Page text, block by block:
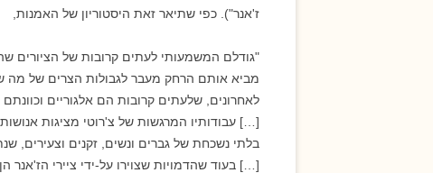
ז'אנר"). כפי שתיאר זאת היסטוריון של האמנות,
"גודלם המשמעותי לעתים קרובות של הציורים
מביא אותם הרחק מעבר לגבולות הצרים של מה
לאחרונים, שלעתים קרובות הם אלגוריים
[…] עבודותיו המרגשות של צ'רוטי מציגות
בלתי נשכחת של גברים ונשים, זקנים וצעירים,
[…] בעוד שהדמויות שצוירו על-ידי ציירי